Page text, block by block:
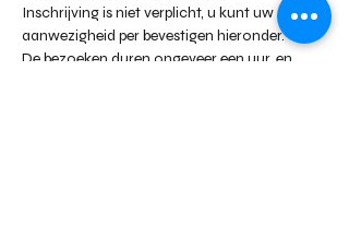
Inschrijving is niet verplicht, u kunt uw
aanwezigheid per bevestigen hieronder.
De bezoeken duren ongeveer een uur, en